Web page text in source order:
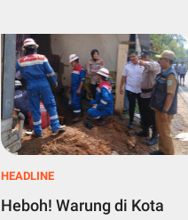
HEADLINE
Heboh! Warung di Kota